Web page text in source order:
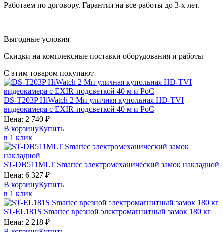
Работаем по договору. Гарантия на все работы до 3-х лет.
Выгодные условия
Скидки на комплексные поставки оборудования и работы
С этим товаром покупают
DS-T203PHiWatch 2 Мп уличная купольная HD-TVI
видеокамера с EXIR-подсветкой 40 м и PoC
Цена: 2 740 ₽
В корзинуКупить
в 1 клик
ST-DB511MLT Smartec электромеханический замок накладной
Цена: 6 327 ₽
В корзинуКупить
в 1 клик
ST-EL181S Smartec врезной электромагнитный замок 180 кг
Цена: 2 218 ₽